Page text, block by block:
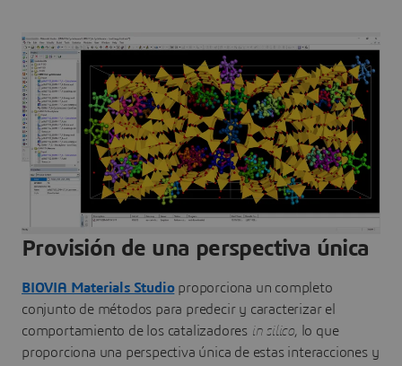
Provisión de una perspectiva única
BIOVIA Materials Studioproporciona un completo
conjunto de métodos para predecir y caracterizar el
comportamiento de los catalizadores in silico, lo que
proporciona una perspectiva única de estas interacciones y